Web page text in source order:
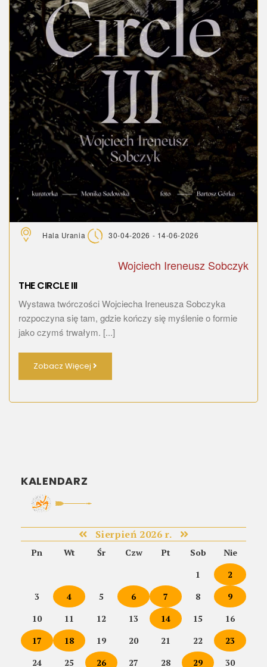
Hala Urania 30-04-2026 - 14-06-2026
Wojciech Ireneusz Sobczyk
THE CIRCLE III
Wystawa twórczości Wojciecha Ireneusza Sobczyka
rozpoczyna się tam, gdzie kończy się myślenie o formie
jako czymś trwałym. [...]
Zobacz Więcej
KALENDARZ
Sierpień 2026 r.
Pn Wt Śr Czw Pt Sob
Nie
1
2
3
4 5 6 7 8
9
10
11 12 13 14 15
16
17
18 19 20 21 22
23
24
25 26 27 28 29 30